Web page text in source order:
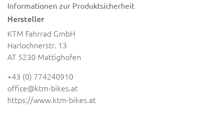
Informationen zur Produktsicherheit
Hersteller
KTM Fahrrad GmbH
Harlochnerstr. 13
AT 5230 Mattighofen
+43 (0) 774240910
office@ktm-bikes.at
https://www.ktm-bikes.at